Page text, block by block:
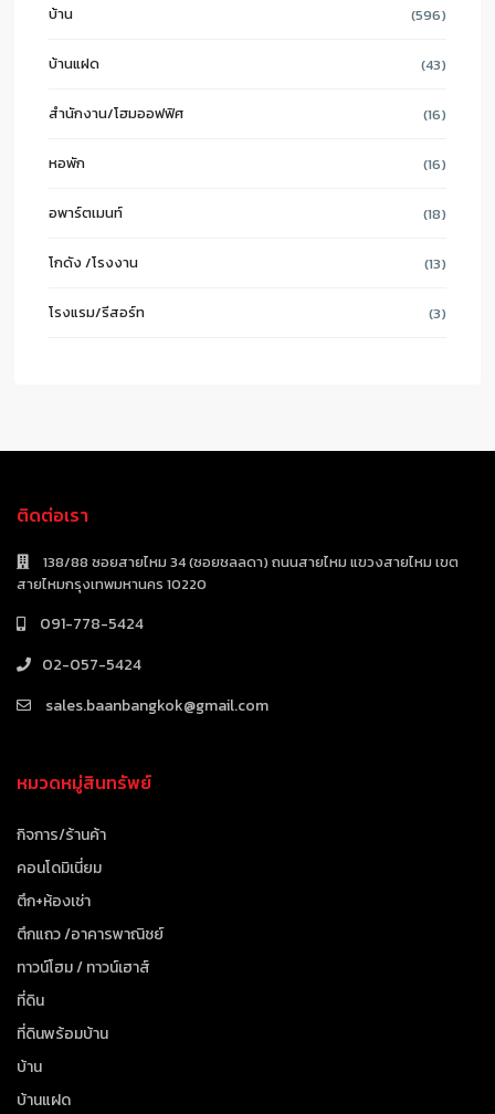
บ้าน (596)
บ้านแฝด (43)
สำนักงาน/โฮมออฟฟิศ (16)
หอพัก (16)
อพาร์ตเมนท์ (18)
โกดัง /โรงงาน (13)
โรงแรม/รีสอร์ท (3)
ติดต่อเรา
138/88 ซอยสายไหม 34 (ซอยชลลดา) ถนนสายไหม แขวงสายไหม เขต
สายไหมกรุงเทพมหานคร 10220
091-778-5424
02-057-5424
sales.baanbangkok@gmail.com
หมวดหมู่สินทรัพย์
กิจการ/ร้านค้า
คอนโดมิเนี่ยม
ตึก+ห้องเช่า
ตึกแถว /อาคารพาณิชย์
ทาวน์โฮม / ทาวน์เฮาส์
ที่ดิน
ที่ดินพร้อมบ้าน
บ้าน
บ้านแฝด